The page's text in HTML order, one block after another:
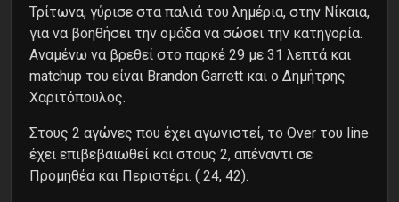
Τρίτωνα, γύρισε στα παλιά του λημέρια, στην Νίκαια,
για να βοηθήσει την ομάδα να σώσει την κατηγορία.
Αναμένω να βρεθεί στο παρκέ 29 με 31 λεπτά και
matchup του είναι Brandon Garrett και ο Δημήτρης
Χαριτόπουλος.
Στους 2 αγώνες που έχει αγωνιστεί, το Over του line
έχει επιβεβαιωθεί και στους 2, απέναντι σε
Προμηθέα και Περιστέρι. ( 24, 42).